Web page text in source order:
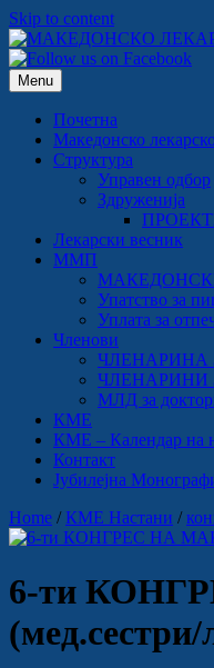
Skip to content
Menu
Почетна
Македонско
Структура
Управен одбор
Здруженија
Лекарски весник
ММП
Упатство за
Уплата за
Членови
ЧЛЕНАРИНА
ЧЛЕНАРИНИ
МЛД за
КМЕ
КМЕ – Календар на
Контакт
Јубилејна
Home /КМЕ Настани /
6-ти